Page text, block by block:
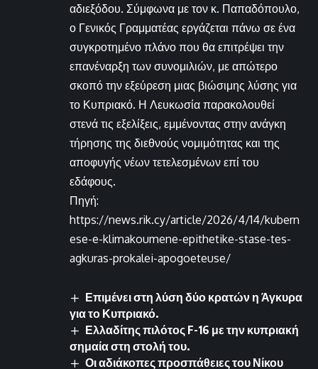
αδιεξόδου. Σύμφωνα με τον κ. Παπαδόπουλο,
ο Γενικός Γραμματέας εργάζεται πάνω σε ένα
συγκροτημένο πλάνο που θα επιτρέψει την
επανέναρξη των συνομιλιών, με απώτερο
σκοπό την εξεύρεση μιας βιώσιμης λύσης για
το Κυπριακό. Η Λευκωσία παρακολουθεί
στενά τις εξελίξεις, εμμένοντας στην ανάγκη
τήρησης της διεθνούς νομιμότητας και της
αποφυγής νέων τετελεσμένων επί του
εδάφους.
Πηγή:
https://news.rik.cy/article/2026/4/14/kubern
ese-e-klimakoumene-epithetike-stase-tes-
agkuras-prokalei-apogoeteuse/
Επιμένει στη λύση δύο κρατών η Άγκυρα
για το Κυπριακό.
Ελλαδίτης πιλότος F-16 με την κυπριακή
σημαία στη στολή του.
Οι αδιάκοπες προσπάθειες του Νίκου